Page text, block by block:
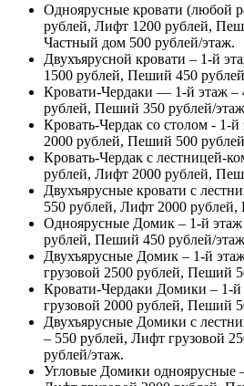
Одноярусные кровати (любой
рублей, Лифт 1200 рублей,
Частный дом 500 рублей/этаж.
Двухъярусной кровати – 1-й
1500 рублей, Пеший 450
Кровати-Чердаки — 1-й этаж –
рублей, Пеший 350 рублей/
Кровать-Чердак со столом - 1-
2000 рублей, Пеший 500
Кровать-Чердак с лестницей-
рублей, Лифт 2000 рублей,
Двухъярусные кровати с
550 рублей, Лифт 2000
Одноярусные Домик – 1-й
рублей, Пеший 450 рублей/
Двухъярусные Домик – 1-й
грузовой 2500 рублей, Пеший
Кровати-Чердаки Домики – 1-
грузовой 2000 рублей, Пеший
Двухъярусные Домики с
– 550 рублей, Лифт грузовой
рублей/этаж.
Угловые Домики одноярусные